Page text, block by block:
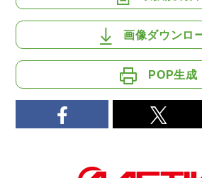
画像ダウンロ
POP生成